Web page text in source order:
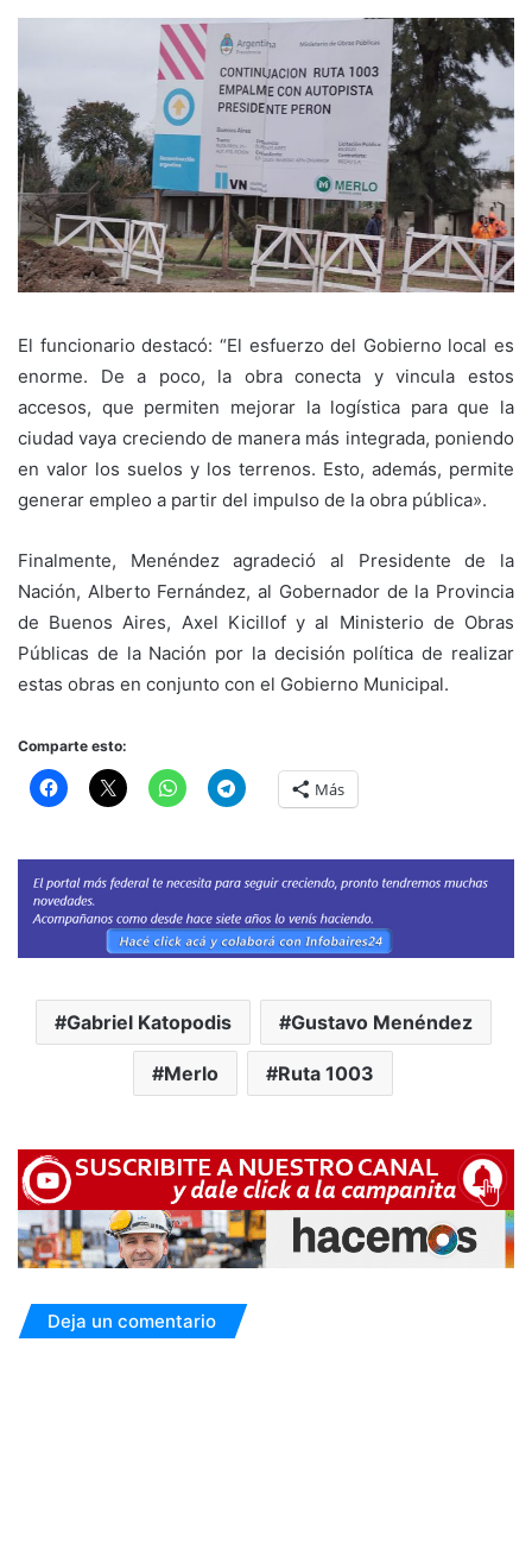
El funcionario destacó: “El esfuerzo del Gobierno local es
enorme. De a poco, la obra conecta y vincula estos
accesos, que permiten mejorar la logística para que la
ciudad vaya creciendo de manera más integrada, poniendo
en valor los suelos y los terrenos. Esto, además, permite
generar empleo a partir del impulso de la obra pública».
Finalmente, Menéndez agradeció al Presidente de la
Nación, Alberto Fernández, al Gobernador de la Provincia
de Buenos Aires, Axel Kicillof y al Ministerio de Obras
Públicas de la Nación por la decisión política de realizar
estas obras en conjunto con el Gobierno Municipal.
Comparte esto:
Más
Gabriel Katopodis Gustavo Menéndez
Merlo Ruta 1003
Deja un comentario